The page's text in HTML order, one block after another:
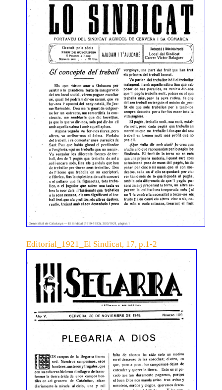
Editorial_1921_El Sindicat, 17, p.1-2